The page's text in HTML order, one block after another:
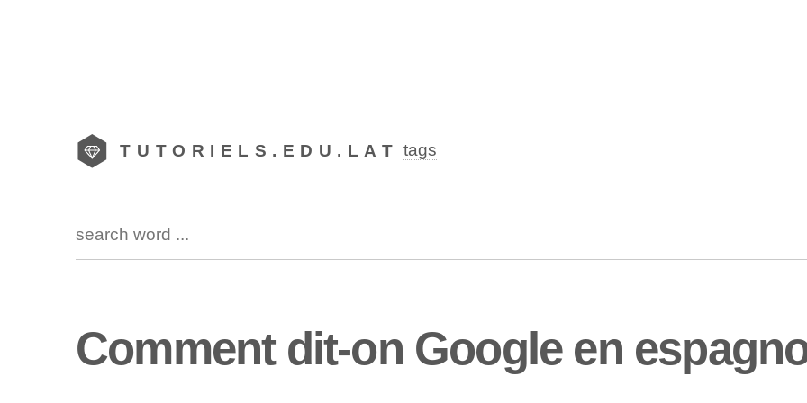
TUTORIELS.EDU.LAT tags
Comment dit-on Google en